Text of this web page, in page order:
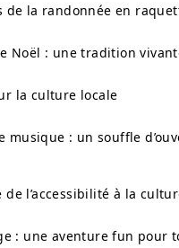
de la randonnée en
Noël : une tradition
la culture locale
musique : un souffle
de l’accessibilité à la
: une aventure fun pour